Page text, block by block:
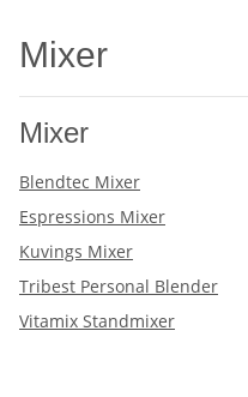
Mixer
Mixer
Blendtec Mixer
Espressions Mixer
Kuvings Mixer
Tribest Personal Blender
Vitamix Standmixer